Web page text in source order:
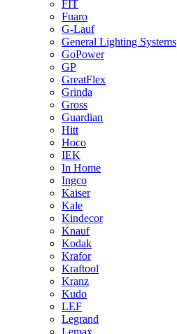
FIT
Fuaro
G-Lauf
General Lighting Systems
GoPower
GP
GreatFlex
Grinda
Gross
Guardian
Hitt
Hoco
IEK
In Home
Ingco
Kaiser
Kale
Kindecor
Knauf
Kodak
Krafor
Kraftool
Kranz
Kudo
LEF
Legrand
Lemax